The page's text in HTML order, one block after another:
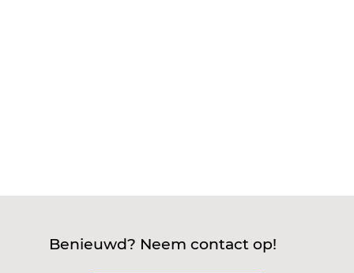
Benieuwd? Neem contact op!